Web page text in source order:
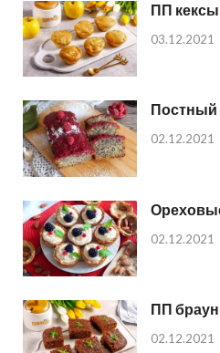
ПП
03.12.2021
Постный
02.12.2021
02.12.2021
ПП
02.12.2021